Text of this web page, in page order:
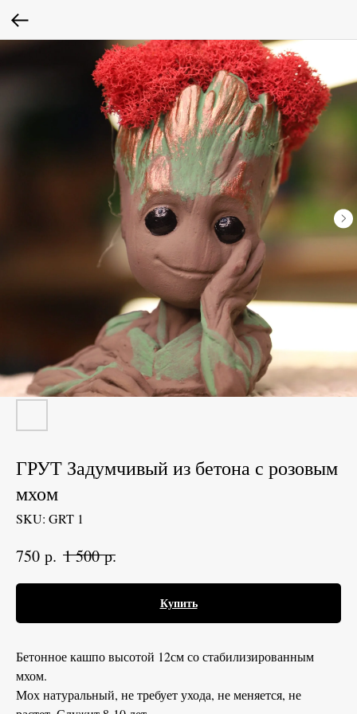
ГРУТ Задумчивый из бетона с розовым
мхом
SKU: GRT 1
750 р. 1 500 р.
Купить
Бетонное кашпо высотой 12см со стабилизированным
мхом.
Мох натуральный, не требует ухода, не меняется, не